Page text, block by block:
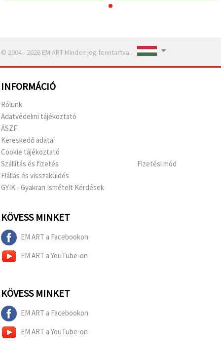
© 2004 - 2026 EM ART Minden jog fenntartva..
INFORMÁCIÓ
Rólunk
Adatvédelmi tájékoztató
ÁSZF
Kereskedő adatai
Cookie tájékoztató
Szállítás és fizetés
Elállás és visszaküldés
GYIK - Gyakran Ismételt Kérdések
Fizetési mód
KÖVESS MINKET
EM ART a Facebookon
EM ART a YouTube-on
KÖVESS MINKET
EM ART a Facebookon
EM ART a YouTube-on